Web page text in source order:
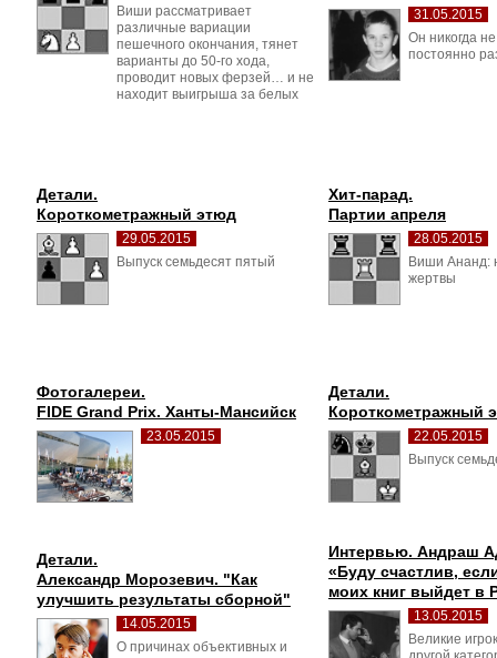
Виши рассматривает
различные вариации
пешечного окончания, тянет
варианты до 50-го хода,
проводит новых ферзей… и не
находит выигрыша за белых
31.05.2015
Он никогда
постоянно
Детали.
Короткометражный этюд
29.05.2015
Выпуск семьдесят пятый
Хит-парад.
Партии апреля
28.05.2015
Виши Ананд:
жертвы
Фотогалереи.
FIDE Grand Prix. Ханты-Мансийск
23.05.2015
Детали.
Короткометражный
22.05.2015
Выпуск
Детали.
Александр Морозевич. "Как
улучшить результаты сборной"
14.05.2015
О причинах объективных и
Интервью. Андраш
«Буду счастлив,
моих книг выйдет в
13.05.2015
Великие